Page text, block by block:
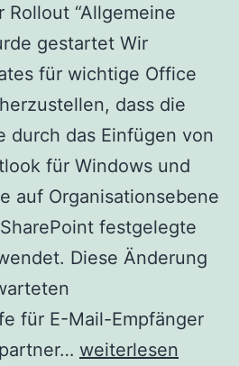
Rollout “Allgemeine
gestartet Wir
für wichtige Office
dass die
durch das Einfügen von
für Windows und
auf Organisationsebene
festgelegte
Diese Änderung
für E-Mail-Empfänger
Gemeinsam
weiterlesen